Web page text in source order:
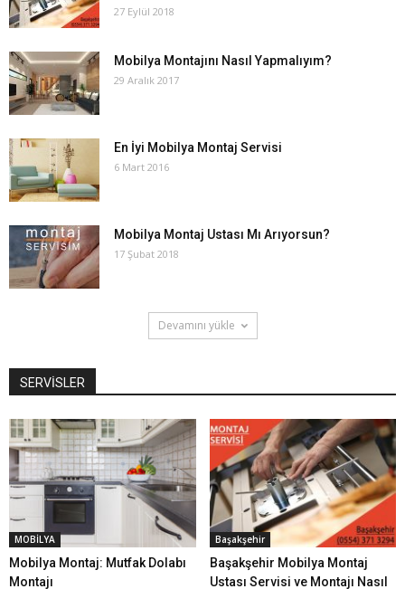
27 Eylül 2018
Mobilya Montajını Nasıl Yapmalıyım?
29 Aralık 2017
En İyi Mobilya Montaj Servisi
6 Mart 2016
Mobilya Montaj Ustası Mı Arıyorsun?
17 Şubat 2018
Devamını yükle
SERVİSLER
MOBİLYA
Mobilya Montaj: Mutfak Dolabı
Montajı
Başakşehir
Başakşehir Mobilya Montaj
Ustası Servisi ve Montajı Nasıl